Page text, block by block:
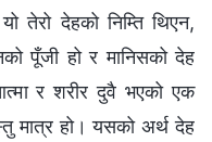
तेरो देहको निम्ति थिएन,
पूँजी हो र मानिसको देह
र शरीर दुवै भएको एक
मात्र हो। यसको अर्थ देह